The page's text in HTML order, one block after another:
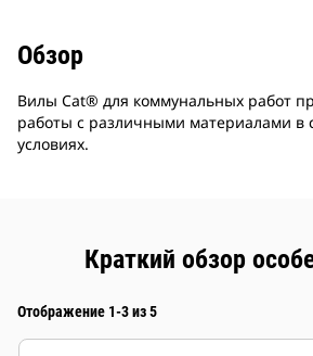
Обзор
Вилы Cat® для коммунальных работ
работы с различными материалами в
условиях.
Краткий обзор
Отображение 1-3 из 5